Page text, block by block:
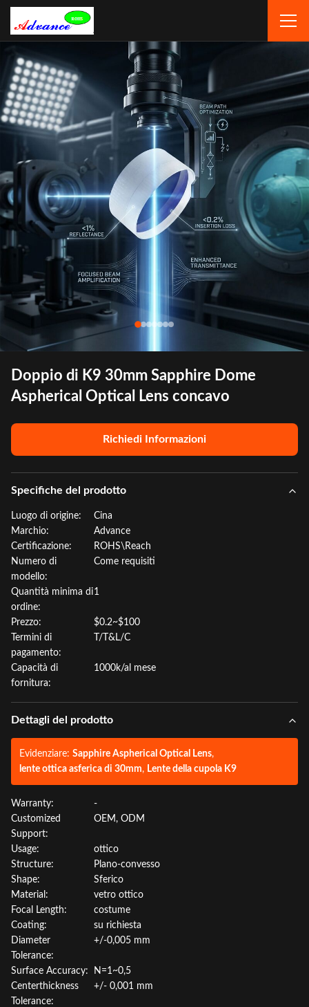
Doppio di K9 30mm Sapphire Dome
Aspherical Optical Lens concavo
Richiedi Informazioni
Specifiche del prodotto
Luogo di origine:
Cina
Marchio:
Advance
Certificazione:
ROHS\Reach
Numero di
modello:
Come requisiti
Quantità minima di
ordine:
1
Prezzo:
$0.2~$100
Termini di
pagamento:
T/T&L/C
Capacità di
fornitura:
1000k/al mese
Dettagli del prodotto
Evidenziare: Sapphire Aspherical Optical Lens,
lente ottica asferica di 30mm, Lente della cupola K9
Warranty:
-
Customized
Support:
OEM, ODM
Usage:
ottico
Structure:
Plano-convesso
Shape:
Sferico
Material:
vetro ottico
Focal Length:
costume
Coating:
su richiesta
Diameter
Tolerance:
+/-0,005 mm
Surface Accuracy:
N=1~0,5
Centerthickness
Tolerance:
+/- 0,001 mm